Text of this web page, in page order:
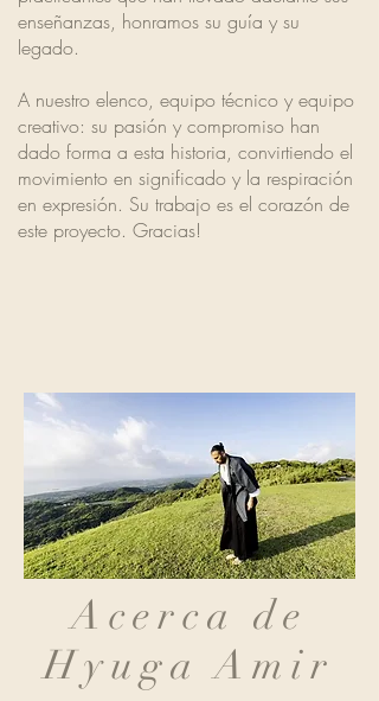
enseñanzas, honramos su guía y su
legado.
A nuestro elenco, equipo técnico y equipo
creativo: su pasión y compromiso han
dado forma a esta historia, convirtiendo el
movimiento en significado y la respiración
en expresión. Su trabajo es el corazón de
este proyecto. Gracias!
Acerca de
Hyuga Amir